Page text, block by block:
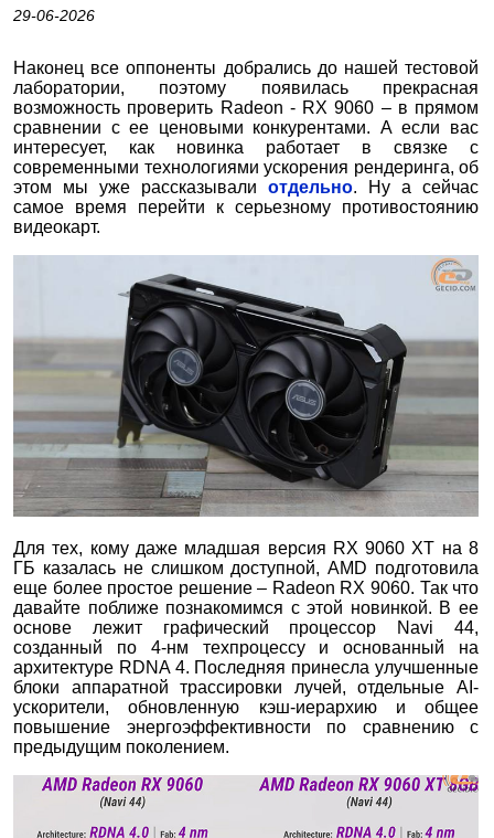
29-06-2026
Наконец все оппоненты добрались до нашей тестовой
лаборатории, поэтому появилась прекрасная
возможность проверить Radeon - RX 9060 – в прямом
сравнении с ее ценовыми конкурентами. А если вас
интересует, как новинка работает в связке с
современными технологиями ускорения рендеринга, об
этом мы уже рассказывалиотдельно. Ну а сейчас
самое время перейти к серьезному противостоянию
видеокарт.
Для тех, кому даже младшая версия RX 9060 XT на 8
ГБ казалась не слишком доступной, AMD подготовила
еще более простое решение – Radeon RX 9060. Так что
давайте поближе познакомимся с этой новинкой. В ее
основе лежит графический процессор Navi 44,
созданный по 4-нм техпроцессу и основанный на
архитектуре RDNA 4. Последняя принесла улучшенные
блоки аппаратной трассировки лучей, отдельные AI-
ускорители, обновленную кэш-иерархию и общее
повышение энергоэффективности по сравнению с
предыдущим поколением.